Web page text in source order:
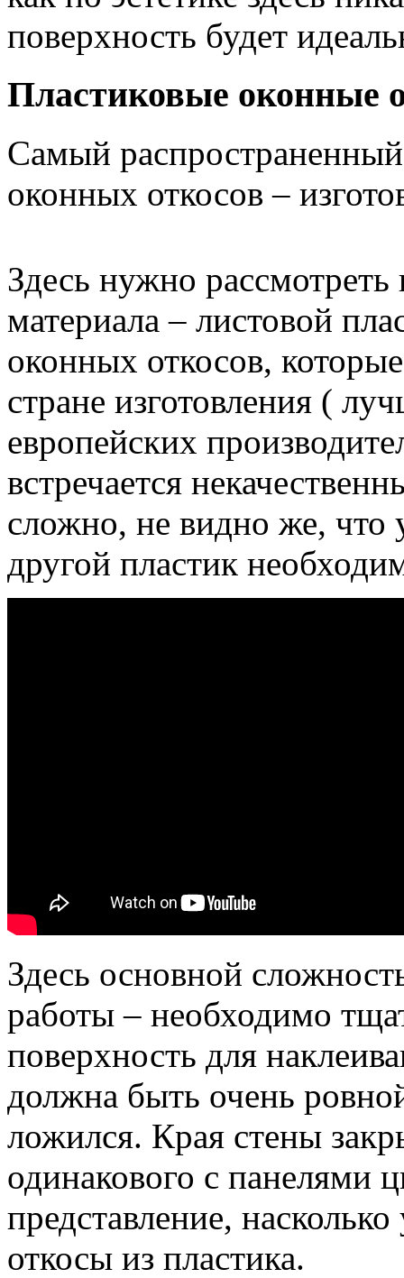
поверхность будет
Пластиковые оконные
Самый
оконных откосов –
Здесь нужно рассмотреть
материала – листовой
оконных откосов,
стране изготовления (
европейских
встречается
сложно, не видно же, что
другой пластик
Здесь основной
работы – необходимо
поверхность для
должна быть очень
ложился. Края стены
одинакового с панелями
представление,
откосы из пластика.